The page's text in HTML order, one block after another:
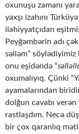
oxunuşu zamanı
yaxşı izahını
ilahiyyatçıdan
Peyğəmbərin adı
səlləm” söylədiyimiz
onu eşidəndə “
oxumalıyıq. Çünki
ayamalarından
dolğun cavabı
rastlaşdım. Necə
bir çox qaranlıq